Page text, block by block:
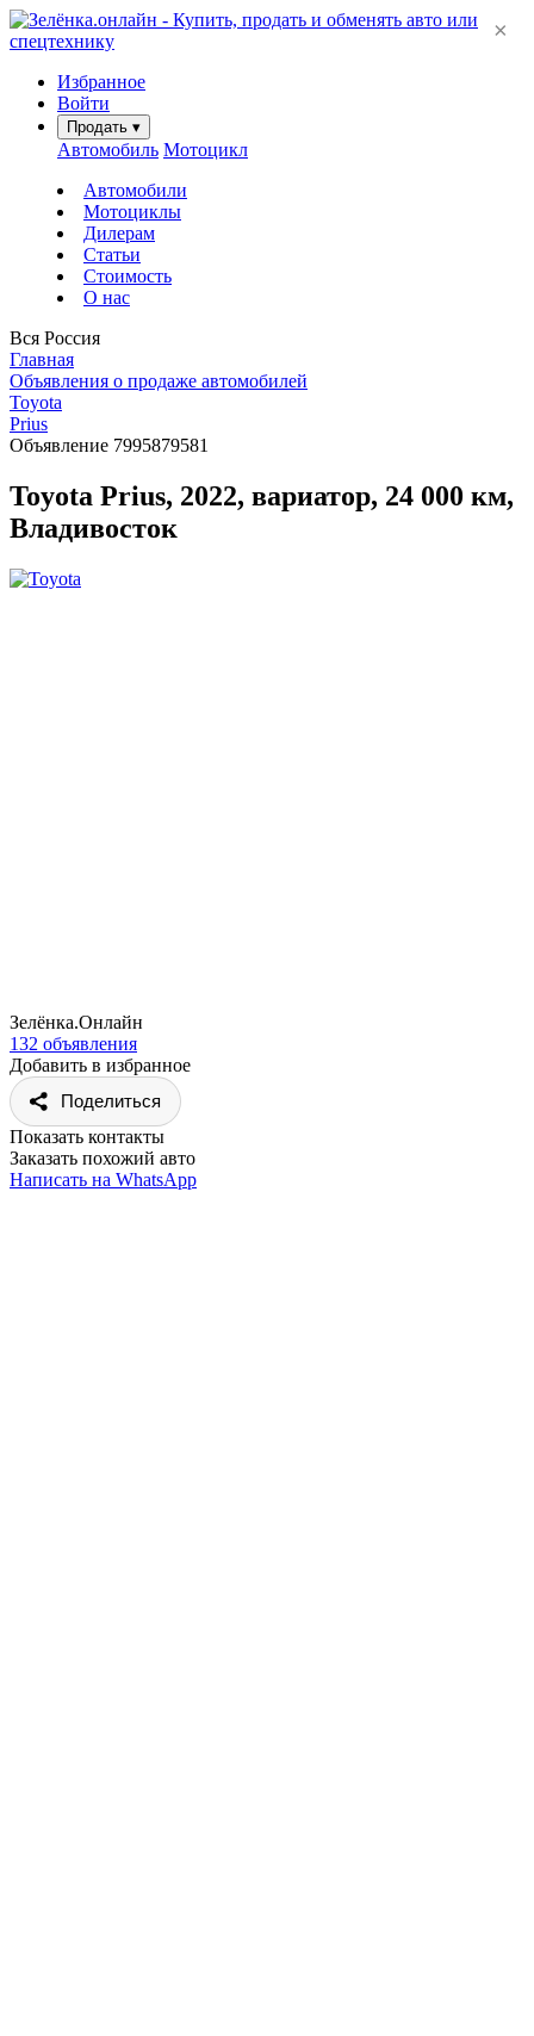
Избранное
Войти
Продать ▾
Автомобиль Мотоцикл
Автомобили
Мотоциклы
Дилерам
Статьи
Стоимость
О нас
Вся Россия
Главная
Объявления о продаже автомобилей
Toyota
Prius
Объявление 7995879581
Toyota Prius, 2022, вариатор, 24 000 км,
Владивосток
Зелёнка.Онлайн
132 объявления
Добавить в избранное
Поделиться
Показать контакты
Заказать похожий авто
Написать на WhatsApp
×